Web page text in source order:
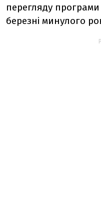
перегляду
березні минулого